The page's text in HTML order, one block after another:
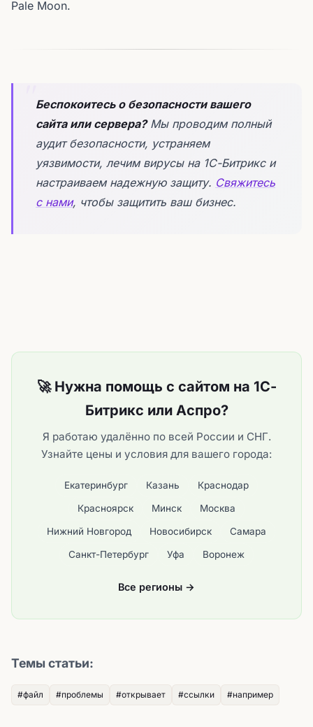
Pale Moon.
Беспокоитесь о безопасности вашего
сайта или сервера?Мы проводим полный
аудит безопасности, устраняем
уязвимости, лечим вирусы на 1С-Битрикс и
настраиваем надежную защиту. Свяжитесь
с нами, чтобы защитить ваш бизнес.
🚀 Нужна помощь с сайтом на 1С-
Битрикс или Аспро?
Я работаю удалённо по всей России и СНГ.
Узнайте цены и условия для вашего города:
Екатеринбург Казань Краснодар
Красноярск Минск Москва
Нижний Новгород Новосибирск Самара
Санкт-Петербург Уфа Воронеж
Все регионы →
Темы статьи:
#файл #проблемы #открывает #ссылки #например